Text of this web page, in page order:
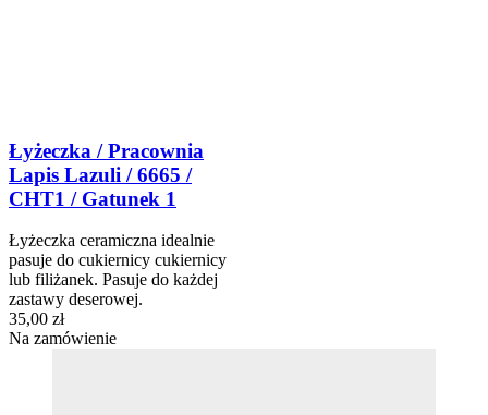
Łyżeczka / Pracownia
Lapis Lazuli / 6665 /
CHT1 / Gatunek 1
Łyżeczka ceramiczna idealnie
pasuje do cukiernicy cukiernicy
lub filiżanek. Pasuje do każdej
zastawy deserowej.
35,00 zł
Na zamówienie